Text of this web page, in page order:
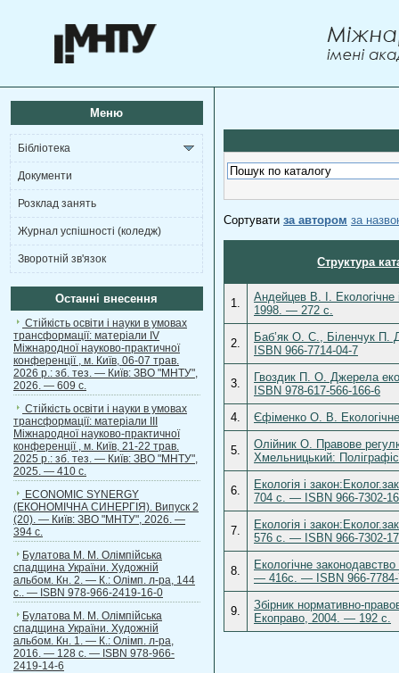
Меню
Бібліотека
Документи
Розклад занять
Журнал успішності (коледж)
Зворотній зв'язок
Останні внесення
Стійкість освіти і науки в умовах
трансформації: матеріали ІV
Міжнародної науково-практичної
конференції , м. Київ, 06-07 трав.
2026 р.: зб. тез. — Київ: ЗВО "МНТУ",
2026. — 609 с.
Стійкість освіти і науки в умовах
трансформації: матеріали ІІІ
Міжнародної науково-практичної
конференції , м. Київ, 21-22 трав.
2025 р.: зб. тез. — Київ: ЗВО "МНТУ",
2025. — 410 с.
ECONOMIC SYNERGY
(ЕКОНОМІЧНА СИНЕРГІЯ). Випуск 2
(20). — Київ: ЗВО "МНТУ", 2026. —
394 с.
Булатова М. М. Олімпійська
спадщина України. Художній
альбом. Кн. 2. — К.: Олімп. л-ра, 144
с.. — ISBN 978-966-2419-16-0
Булатова М. М. Олімпійська
спадщина України. Художній
альбом. Кн. 1. — К.: Олімп. л-ра,
2016. — 128 с. — ISBN 978-966-
2419-14-6
Сортувати за автором за
Структура
1.
Андейцев В. І.
1998. — 272 c.
2.
Баб’як О. С., Біленчук П.
ISBN 966-7714-04-7
3.
Гвоздик П. О. Джерела
ISBN 978-617-566-166-6
4.
Єфіменко О. В.
5.
Олійник О. Правове
Хмельницький:
6.
Екологія і
704 с. — ISBN 966-7302-
7.
Екологія і
576 с. — ISBN 966-7302-
8.
Екологічне
— 416c. — ISBN 966-
9.
Збірник нормативно-
Екоправо, 2004. — 192 с.